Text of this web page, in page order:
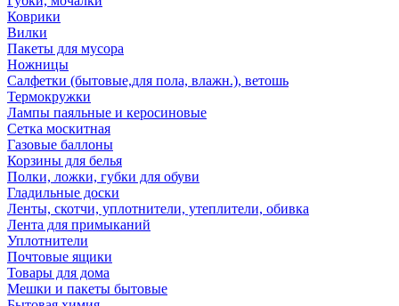
Коврики
Вилки
Пакеты для мусора
Ножницы
Салфетки (бытовые,для пола, влажн.), ветошь
Термокружки
Лампы паяльные и керосиновые
Сетка москитная
Газовые баллоны
Корзины для белья
Полки, ложки, губки для обуви
Гладильные доски
Ленты, скотчи, уплотнители, утеплители, обивка
Лента для примыканий
Уплотнители
Почтовые ящики
Товары для дома
Мешки и пакеты бытовые